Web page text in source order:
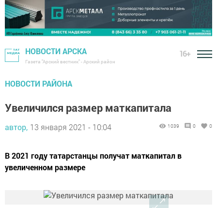
НОВОСТИ АРСКА
Газета "Арский вестник" - Арский район
16+
НОВОСТИ РАЙОНА
Увеличился размер маткапитала
автор, 13 января 2021 - 10:04 1039 0 0
В 2021 году татарстанцы получат маткапитал в
увеличенном размере